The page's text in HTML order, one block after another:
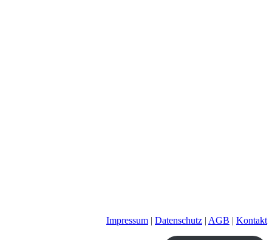
Impressum | Datenschutz | AGB | Kontakt